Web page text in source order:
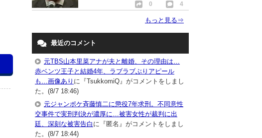
0 4
もっと見る⇒
最近のコメント
元TBS山本里菜アナが夫と離婚、その理由は…
赤ベンツ王子と結婚4年、ラブラブぶりアピール
も…画像あり に『TsukkomiQ』がコメントをしまし
た。(8/7 18:46)
元ジャンポケ斉藤慎二に懲役7年求刑。不同意性
交事件で実刑判決が濃厚に…被害女性が裁判に出
廷、深刻な被害告白 に『匿名』がコメントをしまし
た。(8/7 18:44)